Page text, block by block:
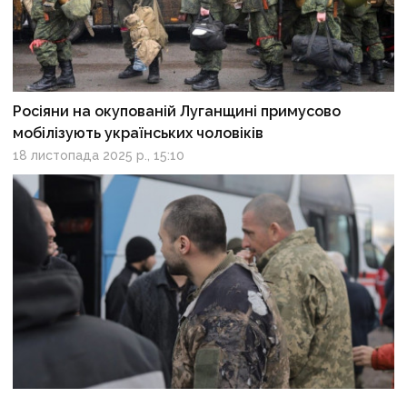
Росіяни на окупованій Луганщині примусово
мобілізують українських чоловіків
18 листопада 2025 р., 15:10